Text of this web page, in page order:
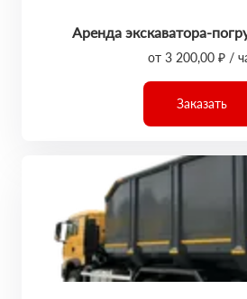
Аренда экскаватора-
от 3 200,00 ₽ /
Заказать